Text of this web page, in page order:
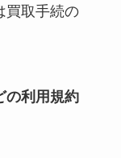
買取手続の
の利用規約